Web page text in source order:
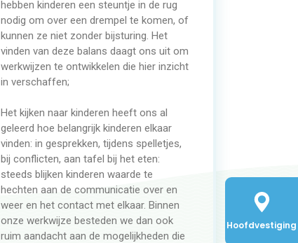
Hoofdvestiging
hebben kinderen een steuntje in de rug
nodig om over een drempel te komen, of
kunnen ze niet zonder bijsturing. Het
vinden van deze balans daagt ons uit om
werkwijzen te ontwikkelen die hier inzicht
in verschaffen;
Het kijken naar kinderen heeft ons al
geleerd hoe belangrijk kinderen elkaar
vinden: in gesprekken, tijdens spelletjes,
bij conflicten, aan tafel bij het eten:
steeds blijken kinderen waarde te
hechten aan de communicatie over en
weer en het contact met elkaar. Binnen
onze werkwijze besteden we dan ook
ruim aandacht aan de mogelijkheden die